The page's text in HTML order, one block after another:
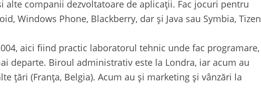
alte companii dezvoltatoare de aplicații. Fac jocuri pentru
Windows Phone, Blackberry, dar și Java sau Symbia, Tizen
aici fiind practic laboratorul tehnic unde fac programare,
departe. Biroul administrativ este la Londra, iar acum au
țări (Franța, Belgia). Acum au și marketing și vânzări la